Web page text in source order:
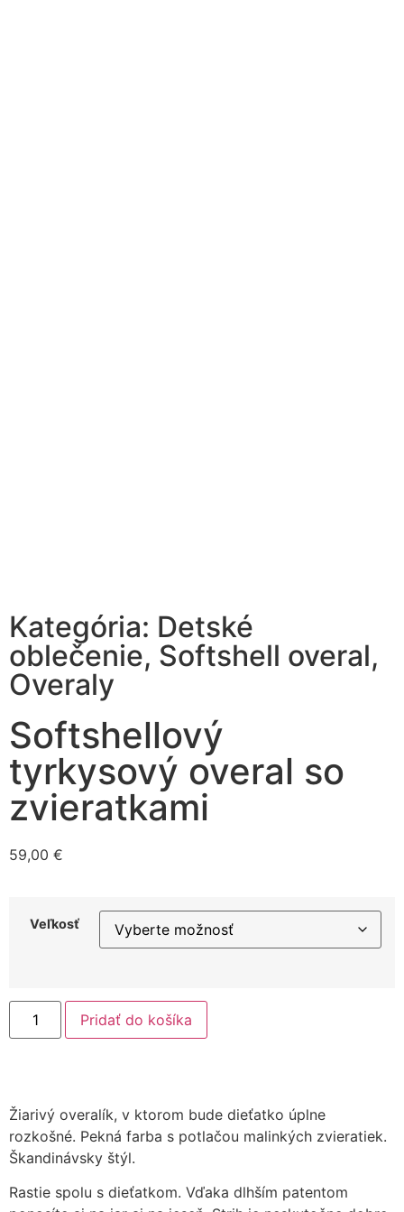
Kategória: Detské
oblečenie, Softshell overal,
Overaly
Softshellový
tyrkysový overal so
zvieratkami
59,00 €
Veľkosť
Pridať do košíka
Žiarivý overalík, v ktorom bude dieťatko úplne
rozkošné. Pekná farba s potlačou malinkých zvieratiek.
Škandinávsky štýl.
Rastie spolu s dieťatkom. Vďaka dlhším patentom